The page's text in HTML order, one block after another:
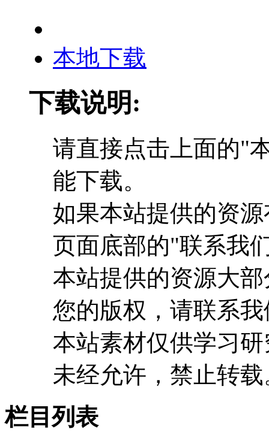
本地下载
下载说明:
请直接点击上面的"
能下载。
如果本站提供的资
页面底部的"联系我
本站提供的资源大
您的版权，请联系
本站素材仅供学习
未经允许，禁止转载
栏目列表